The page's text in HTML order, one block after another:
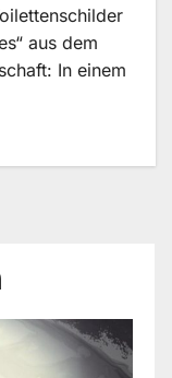
aus dem
In einem